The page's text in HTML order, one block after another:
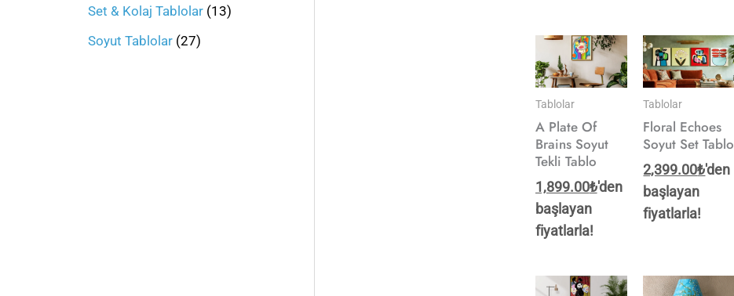
Set & Kolaj Tablolar 13
Soyut Tablolar 27
Tablolar
A Plate Of
Brains Soyut
Tekli Tablo
1,899.00₺'den
başlayan
fiyatlarla!
Tablolar
Floral Echoes
Soyut Set Tablo
2,399.00₺'den
başlayan
fiyatlarla!